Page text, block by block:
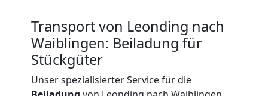
Transport von Leonding nach
Waiblingen: Beiladung für
Stückgüter
Unser spezialisierter Service für die
Umzug
Nationaler